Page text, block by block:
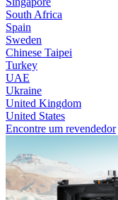
South Africa
Spain
Sweden
Chinese Taipei
Turkey
UAE
Ukraine
United Kingdom
United States
Encontre um revendedor